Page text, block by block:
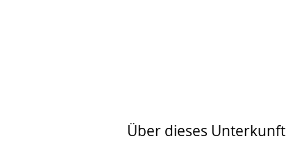
Über dieses Unterkunft